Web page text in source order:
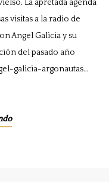
La apretada agenda
visitas a la radio de
Angel Galicia y su
del pasado año
galicia-argonautas…